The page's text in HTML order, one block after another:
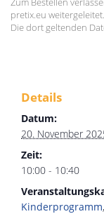
pretix.eu weitergeleitet.
Die dort geltenden
Details
Datum:
20. November
Zeit:
10:00 - 10:40
Kinderprogramm,